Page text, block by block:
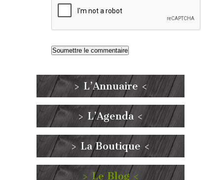
> L’Annuaire <
> L’Agenda <
> La Boutique <
> Le Blog <